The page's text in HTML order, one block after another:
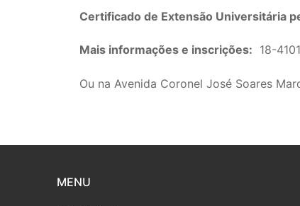
Certificado de Extensão Universitária
Mais informações e inscrições: 18-
Ou na Avenida Coronel José Soares
MENU